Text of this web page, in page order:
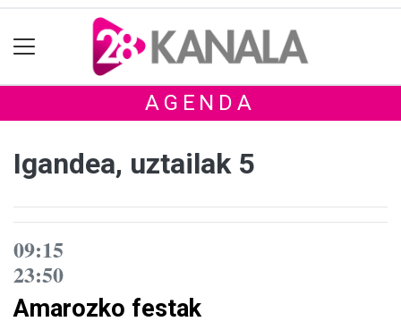
AGENDA
Igandea, uztailak 5
09:15
23:50
Amarozko festak